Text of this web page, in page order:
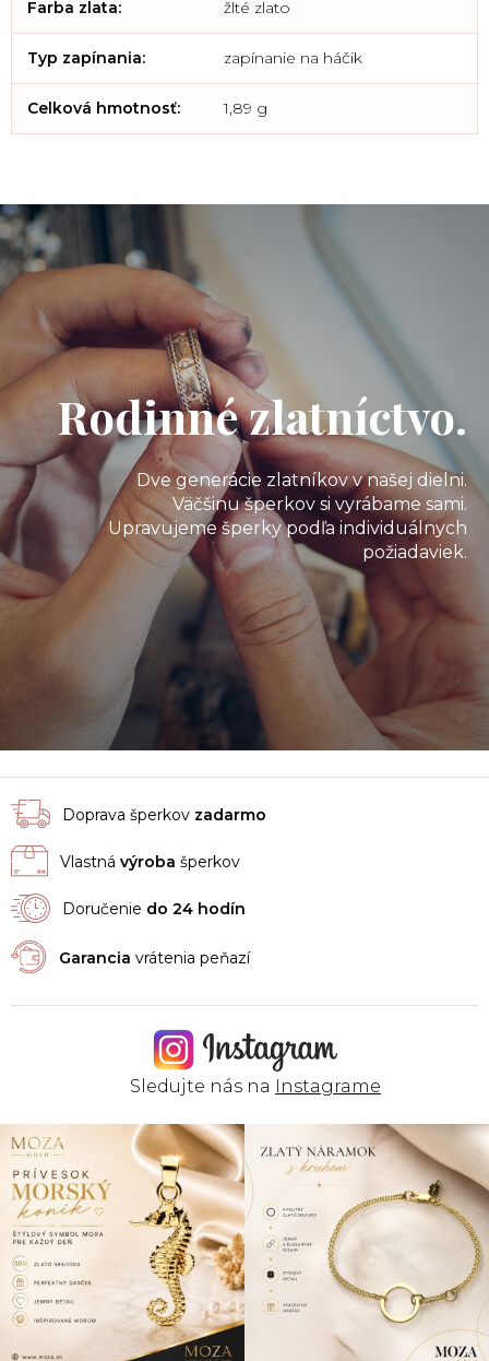
Farba zlata: žlté zlato
Typ zapínania: zapínanie na háčik
Celková hmotnosť: 1,89 g
Rodinné zlatníctvo.
Dve generácie zlatníkov v našej dielni.
Väčšinu šperkov si vyrábame sami.
Upravujeme šperky podľa individuálnych
požiadaviek.
Doprava šperkov zadarmo
Vlastná výroba šperkov
Doručenie do 24 hodín
Garancia vrátenia peňazí
Sledujte nás na Instagrame